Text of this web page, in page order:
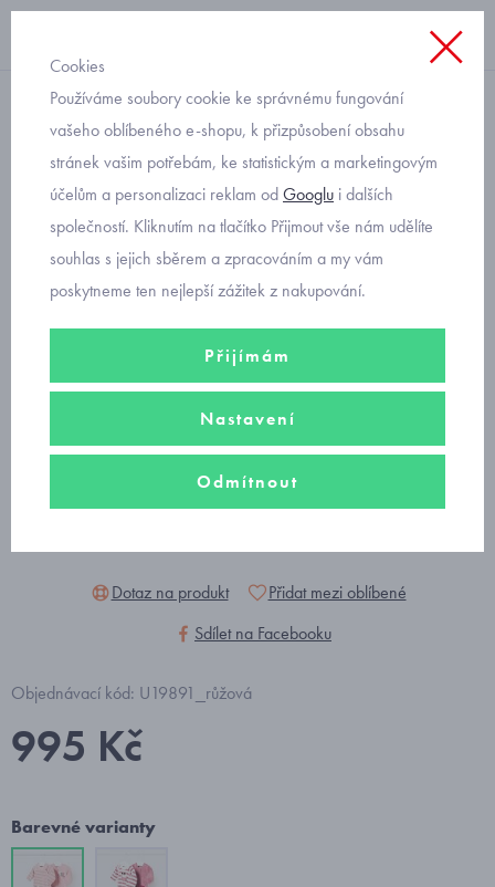
teplé, sametové
teplé kojenecké overaly
sametové 2738-10
Dotaz na produkt
Přidat mezi oblíbené
Sdílet na Facebooku
Objednávací kód: U19891_růžová
995 Kč
Barevné varianty
Cookies
Používáme soubory cookie ke správnému fungování
vašeho oblíbeného e-shopu, k přizpůsobení obsahu
stránek vašim potřebám, ke statistickým a marketingovým
účelům a personalizaci reklam odGooglu i dalších
společností. Kliknutím na tlačítko Přijmout vše nám udělíte
souhlas s jejich sběrem a zpracováním a my vám
poskytneme ten nejlepší zážitek z nakupování.
Přijímám
Nastavení
Odmítnout